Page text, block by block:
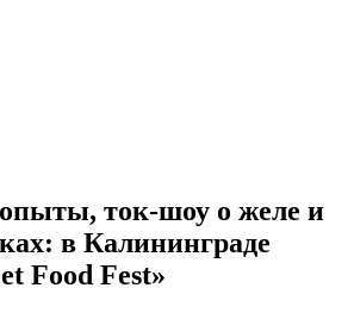
ток-шоу о желе и
в Калининграде
Food Fest»